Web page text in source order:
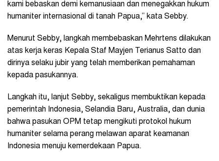
kami bebaskan demi kemanusiaan dan menegakkan hukum
humaniter internasional di tanah Papua,” kata Sebby.
Menurut Sebby, langkah membebaskan Mehrtens dilakukan
atas kerja keras Kepala Staf Mayjen Terianus Satto dan
dirinya selaku jubir yang telah memberikan pemahaman
kepada pasukannya.
Langkah itu, lanjut Sebby, sekaligus membuktikan kepada
pemerintah Indonesia, Selandia Baru, Australia, dan dunia
bahwa pasukan OPM tetap mengikuti protokol hukum
humaniter selama perang melawan aparat keamanan
Indonesia menuju kemerdekaan Papua.